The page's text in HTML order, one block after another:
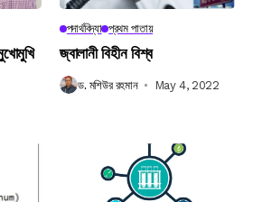
পদার্থবিদ্যা প্রথম পাতায়
জ্বালানী বিহীন বিশ্ব
ড. মশিউর রহমান May 4, 2022